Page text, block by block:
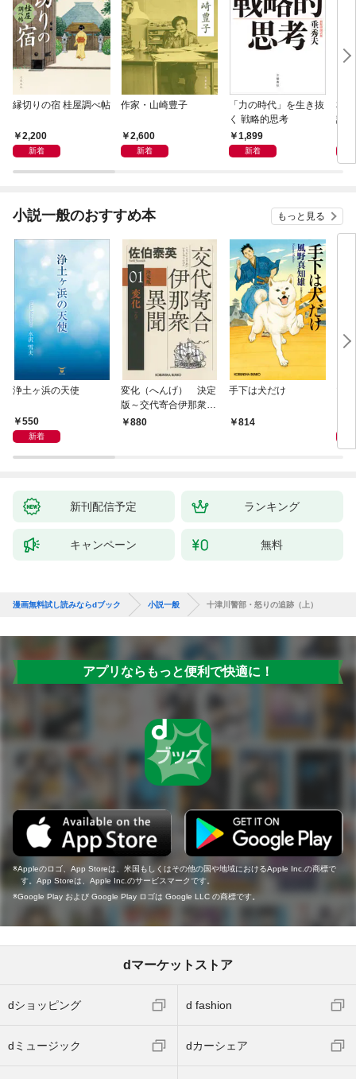
縁切りの宿 桂屋調べ帖
2,200
新着
作家・山崎豊子
2,600
新着
「力の時代」を生き抜
く 戦略的思考
1,899
新着
本
話）
小説一般のおすすめ本 もっと見る
浄土ヶ浜の天使
550
新着
変化（へんげ） 決定
版～交代寄合伊那衆異
聞（1）～
880
手下は犬だけ
814
新刊配信予定 ランキング
キャンペーン 無料
漫画無料試し読みならdブック 小説一般 十津川警部・怒りの追跡（上）
アプリならもっと便利で快適に！
Appleのロゴ、App Storeは、米国もしくはその他の国や地域におけるApple Inc.の商標で
す。App Storeは、Apple Inc.のサービスマークです。
Google Play および Google Play ロゴは Google LLC の商標です。
dマーケットストア
dショッピング d fashion
dミュージック dカーシェア